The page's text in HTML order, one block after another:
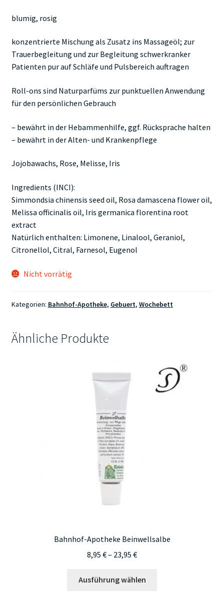
blumig, rosig
konzentrierte Mischung als Zusatz ins Massageöl; zur
Trauerbegleitung und zur Begleitung schwerkranker
Patienten pur auf Schläfe und Pulsbereich auftragen
Roll-ons sind Naturparfüms zur punktuellen Anwendung
für den persönlichen Gebrauch
– bewährt in der Hebammenhilfe, ggf. Rücksprache halten
– bewährt in der Alten- und Krankenpflege
Jojobawachs, Rose, Melisse, Iris
Ingredients (INCI):
Simmondsia chinensis seed oil, Rosa damascena flower oil,
Melissa officinalis oil, Iris germanica florentina root
extract
Natürlich enthalten: Limonene, Linalool, Geraniol,
Citronellol, Citral, Farnesol, Eugenol
Nicht vorrätig
Kategorien: Bahnhof-Apotheke, Gebuert, Wochebett
Ähnliche Produkte
Bahnhof-Apotheke Beinwellsalbe
8,95 €– 23,95 €Preisspanne:
bis
Ausführung wählen